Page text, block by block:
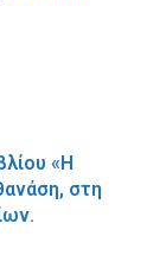
«Η
στη